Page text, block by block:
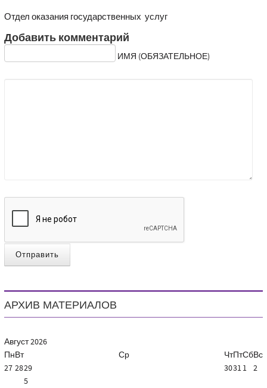
Отдел оказания государственных услуг
Добавить комментарий
ИМЯ (ОБЯЗАТЕЛЬНОЕ)
Отправить
АРХИВ МАТЕРИАЛОВ
Август2026
ПнВт Ср ЧтПтСбВс
27 2829 30311
2
5